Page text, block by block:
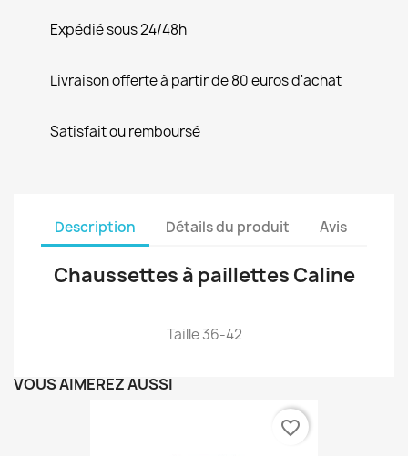
Expédié sous 24/48h
Livraison offerte à partir de 80 euros d'achat
Satisfait ou remboursé
Description Détails du produit Avis
Chaussettes à paillettes Caline
Taille 36-42
VOUS AIMEREZ AUSSI
favorite_border